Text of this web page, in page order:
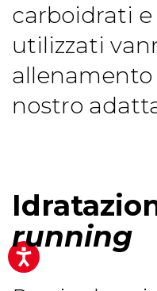
carboidrati
utilizzati
allenamento
nostro
running